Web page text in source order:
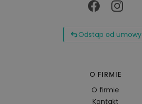
Odstąp od umowy
O FIRMIE
O firmie
Kontakt